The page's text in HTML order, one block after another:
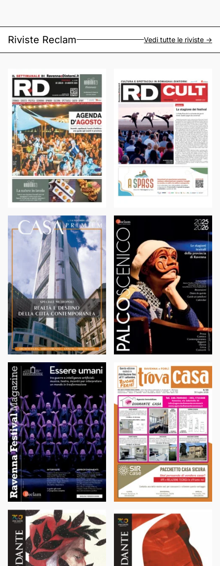
Riviste Reclam Vedi tutte le riviste ->